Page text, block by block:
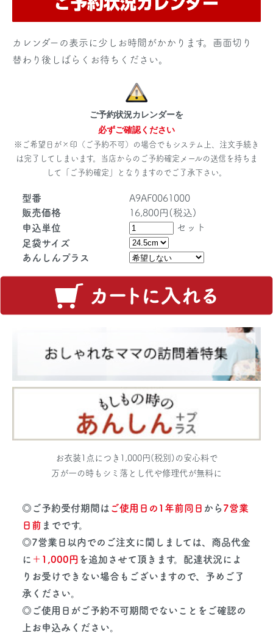
カレンダーの表示に少しお時間がかかります。画面切り
替わり後しばらくお待ちください。
ご予約状況カレンダーを
必ずご確認ください
※ご希望日が×印（ご予約不可）の場合でもシステム上、注文手続き
は完了してしまいます。当店からのご予約確定メールの送信を持ちま
して「ご予約確定」となりますのでご了承下さい。
型番
A9AF0061000
販売価格
16,800円(税込)
申込単位
セット
足袋サイズ
あんしんプラス
お衣装1点につき1,000円(税別)の安心料で
万が一の時もシミ落とし代や修理代が無料に
◎ご予約受付期間は ご使用日の1年前同日 から7営業
日前 までです。
◎7営業日以内でのご注文に関しましては、商品代金
に ＋1,000円 を追加させて頂きます。配達状況によ
りお受けできない場合もございますので、予めご了
承ください。
◎ご使用日がご予約不可期間でないことをご確認の
上お申込みください。